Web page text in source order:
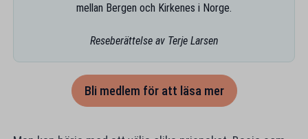
mellan Bergen och Kirkenes i Norge.
Reseberättelse av Terje Larsen
Bli medlem för att läsa mer